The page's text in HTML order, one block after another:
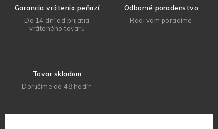
Garancia vrátenia peňazí
Do 14 dní od prijatia
vráteného tovaru
Odborné poradenstvo
Radi vám poradíme
Tovar skladom
Doručíme do 48 hodín